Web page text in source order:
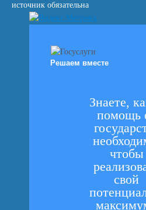
источник обязательна
Решаем вместе
Знаете,
помощь
чтобы
свой